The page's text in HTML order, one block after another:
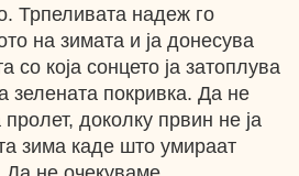
Трпеливата надеж го
на зимата и ја донесува
со која сонцето ја затоплува
зелената покривка. Да не
доколку првин не ја
зима каде што умираат